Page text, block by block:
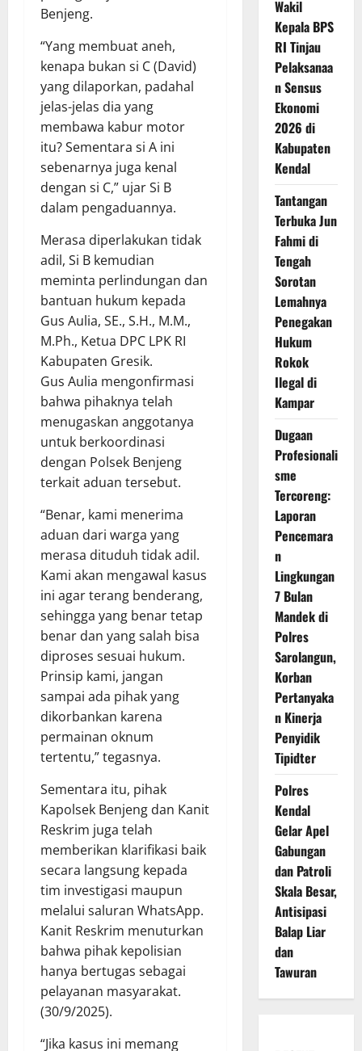
Benjeng.
“Yang membuat aneh,
kenapa bukan si C (David)
yang dilaporkan, padahal
jelas-jelas dia yang
membawa kabur motor
itu? Sementara si A ini
sebenarnya juga kenal
dengan si C,” ujar Si B
dalam pengaduannya.
Merasa diperlakukan tidak
adil, Si B kemudian
meminta perlindungan dan
bantuan hukum kepada
Gus Aulia, SE., S.H., M.M.,
M.Ph., Ketua DPC LPK RI
Kabupaten Gresik.
Gus Aulia mengonfirmasi
bahwa pihaknya telah
menugaskan anggotanya
untuk berkoordinasi
dengan Polsek Benjeng
terkait aduan tersebut.
“Benar, kami menerima
aduan dari warga yang
merasa dituduh tidak adil.
Kami akan mengawal kasus
ini agar terang benderang,
sehingga yang benar tetap
benar dan yang salah bisa
diproses sesuai hukum.
Prinsip kami, jangan
sampai ada pihak yang
dikorbankan karena
permainan oknum
tertentu,” tegasnya.
Sementara itu, pihak
Kapolsek Benjeng dan Kanit
Reskrim juga telah
memberikan klarifikasi baik
secara langsung kepada
tim investigasi maupun
melalui saluran WhatsApp.
Kanit Reskrim menuturkan
bahwa pihak kepolisian
hanya bertugas sebagai
pelayanan masyarakat.
(30/9/2025).
“Jika kasus ini memang
Wakil
Kepala BPS
RI Tinjau
Pelaksanaa
n Sensus
Ekonomi
2026 di
Kabupaten
Kendal
Tantangan
Terbuka Jun
Fahmi di
Tengah
Sorotan
Lemahnya
Penegakan
Hukum
Rokok
Ilegal di
Kampar
Dugaan
Profesionali
sme
Tercoreng:
Laporan
Pencemara
n
Lingkungan
7 Bulan
Mandek di
Polres
Sarolangun,
Korban
Pertanyaka
n Kinerja
Penyidik
Tipidter
Polres
Kendal
Gelar Apel
Gabungan
dan Patroli
Skala Besar,
Antisipasi
Balap Liar
dan
Tawuran